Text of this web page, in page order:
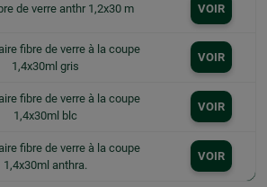
de verre anthr 1,2x30 m VOIR
fibre de verre à la coupe
1,4x30ml gris
VOIR
fibre de verre à la coupe
1,4x30ml blc
VOIR
fibre de verre à la coupe
1,4x30ml anthra.
VOIR